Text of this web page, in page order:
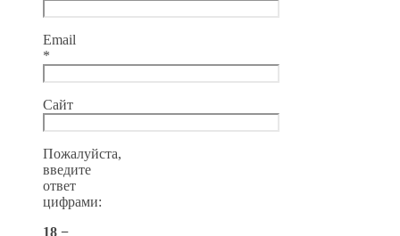
Email
*
Сайт
Пожалуйста,
введите
ответ
цифрами:
18 −